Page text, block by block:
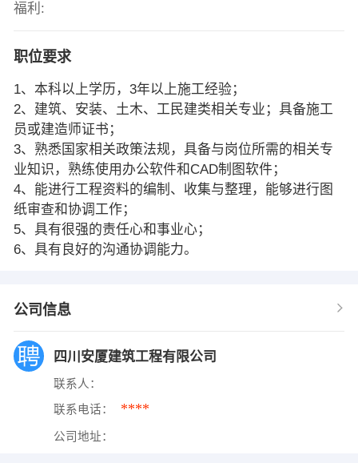
福利:
职位要求
1、本科以上学历，3年以上施工经验；
2、建筑、安装、土木、工民建类相关专业；具备施工
员或建造师证书；
3、熟悉国家相关政策法规，具备与岗位所需的相关专
业知识，熟练使用办公软件和CAD制图软件；
4、能进行工程资料的编制、收集与整理，能够进行图
纸审查和协调工作；
5、具有很强的责任心和事业心；
6、具有良好的沟通协调能力。
公司信息
四川安厦建筑工程有限公司
联系人：
联系电话： ****
公司地址：